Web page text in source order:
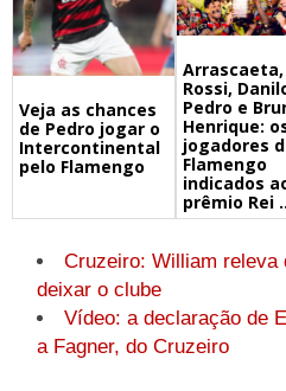
Veja as chances
de Pedro jogar o
Intercontinental
pelo Flamengo
Arrascaeta,
Rossi,
Pedro e
Henrique:
jogadores
Flamengo
indicados
prêmio Rei
Cruzeiro: William releva
deixar o clube
Vídeo: a declaração de
a Fagner, do Cruzeiro